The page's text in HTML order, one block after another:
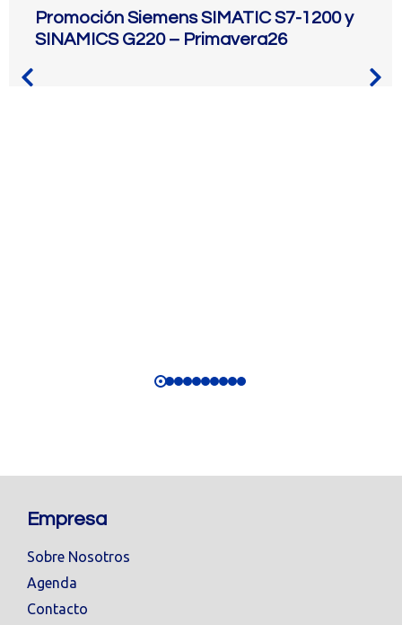
Promoción Siemens SIMATIC S7-1200 y
SINAMICS G220 – Primavera26
Empresa
Sobre Nosotros
Agenda
Contacto